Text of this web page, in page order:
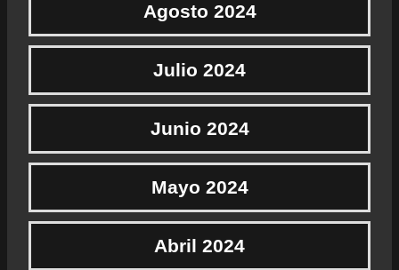
Agosto 2024
Julio 2024
Junio 2024
Mayo 2024
Abril 2024